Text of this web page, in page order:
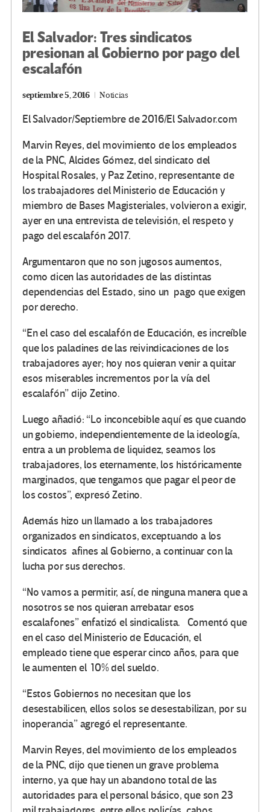
El Salvador: Tres sindicatos
presionan al Gobierno por pago del
escalafón
septiembre 5, 2016 Noticias
El Salvador/Septiembre de 2016/El Salvador.com
Marvin Reyes, del movimiento de los empleados
de la PNC, Alcides Gómez, del sindicato del
Hospital Rosales, y Paz Zetino, representante de
los trabajadores del Ministerio de Educación y
miembro de Bases Magisteriales, volvieron a exigir,
ayer en una entrevista de televisión, el respeto y
pago del escalafón 2017.
Argumentaron que no son jugosos aumentos,
como dicen las autoridades de las distintas
dependencias del Estado, sino un pago que exigen
por derecho.
“En el caso del escalafón de Educación, es increíble
que los paladines de las reivindicaciones de los
trabajadores ayer; hoy nos quieran venir a quitar
esos miserables incrementos por la vía del
escalafón” dijo Zetino.
Luego añadió: “Lo inconcebible aquí es que cuando
un gobierno, independientemente de la ideología,
entra a un problema de liquidez, seamos los
trabajadores, los eternamente, los históricamente
marginados, que tengamos que pagar el peor de
los costos”, expresó Zetino.
Además hizo un llamado a los trabajadores
organizados en sindicatos, exceptuando a los
sindicatos afines al Gobierno, a continuar con la
lucha por sus derechos.
“No vamos a permitir, así, de ninguna manera que a
nosotros se nos quieran arrebatar esos
escalafones” enfatizó el sindicalista. Comentó que
en el caso del Ministerio de Educación, el
empleado tiene que esperar cinco años, para que
le aumenten el 10% del sueldo.
“Estos Gobiernos no necesitan que los
desestabilicen, ellos solos se desestabilizan, por su
inoperancia” agregó el representante.
Marvin Reyes, del movimiento de los empleados
de la PNC, dijo que tienen un grave problema
interno, ya que hay un abandono total de las
autoridades para el personal básico, que son 23